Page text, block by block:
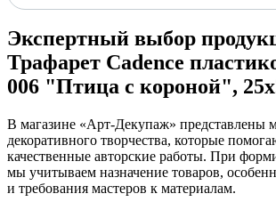
Экспертный выбор
Трафарет Cadence
006 "Птица с короной",
В магазине «Арт-Декупаж» представлены
декоративного творчества, которые
качественные авторские работы. При
мы учитываем назначение товаров,
и требования мастеров к материалам.